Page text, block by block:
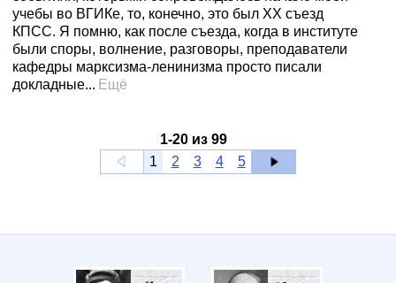
учебы во ВГИКе, то, конечно, это был ХХ съезд
КПСС. Я помню, как после съезда, когда в институте
были споры, волнение, разговоры, преподаватели
кафедры марксизма-ленинизма просто писали
докладные... Ещё
1-20 из 99
1
2 3 4 5